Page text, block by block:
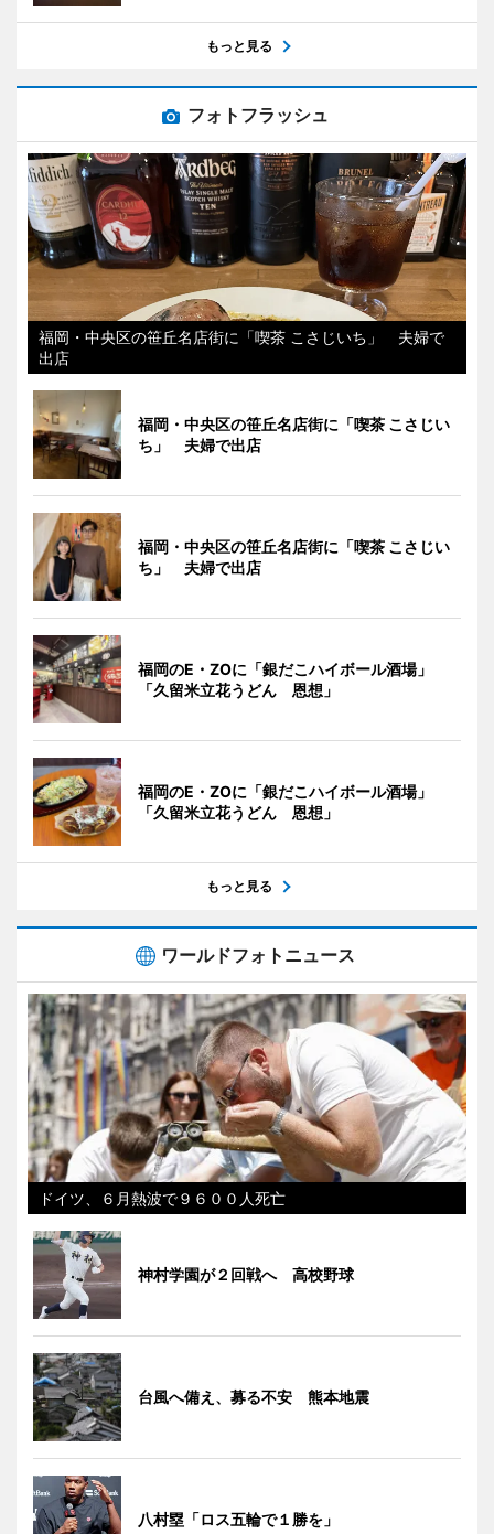
もっと見る
フォトフラッシュ
福岡・中央区の笹丘名店街に「喫茶 こさじいち」 夫婦で
出店
福岡・中央区の笹丘名店街に「喫茶 こさじい
ち」 夫婦で出店
福岡・中央区の笹丘名店街に「喫茶 こさじい
ち」 夫婦で出店
福岡のE・ZOに「銀だこハイボール酒場」
「久留米立花うどん 恩想」
福岡のE・ZOに「銀だこハイボール酒場」
「久留米立花うどん 恩想」
もっと見る
ワールドフォトニュース
ドイツ、６月熱波で９６００人死亡
神村学園が２回戦へ 高校野球
台風へ備え、募る不安 熊本地震
八村塁「ロス五輪で１勝を」